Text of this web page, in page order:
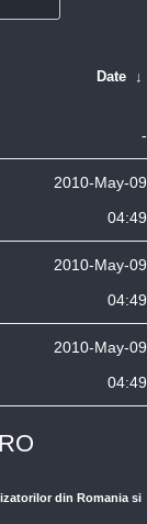
Date ↓
-
2010-May-09
04:49
2010-May-09
04:49
2010-May-09
04:49
din Romania si